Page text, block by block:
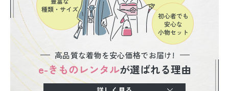
高品質な着物を安心価格でお届け!
e-きものレンタルが選ばれる理由